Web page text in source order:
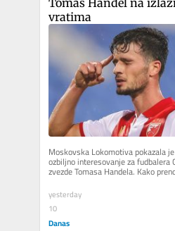
vratima
Moskovska Lokomotiva pokazala je
ozbiljno interesovanje za fudbalera
zvezde Tomasa Handela. Kako
ruski novinar Pšemek Semenjak...
yesterday
10
Danas